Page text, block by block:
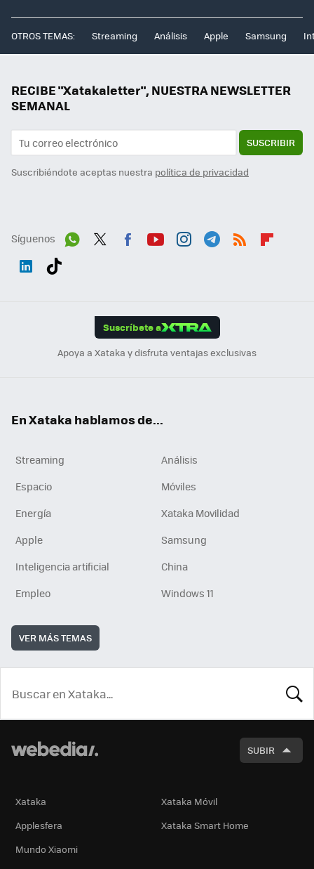
OTROS TEMAS: Streaming Análisis Apple Samsung
RECIBE "Xatakaletter", NUESTRA NEWSLETTER
SEMANAL
SUSCRIBIR
Suscribiéndote aceptas nuestra política de privacidad
Síguenos
Suscríbete a
Apoya a Xataka y disfruta ventajas exclusivas
En Xataka hablamos de...
Streaming
Análisis
Espacio
Móviles
Energía
Xataka Movilidad
Apple
Samsung
Inteligencia artificial
China
Empleo
Windows 11
VER MÁS TEMAS
SUBIR
Xataka
Xataka Móvil
Applesfera
Xataka Smart Home
Mundo Xiaomi